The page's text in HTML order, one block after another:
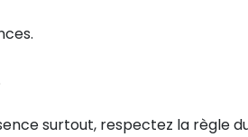
surtout, respectez la règle